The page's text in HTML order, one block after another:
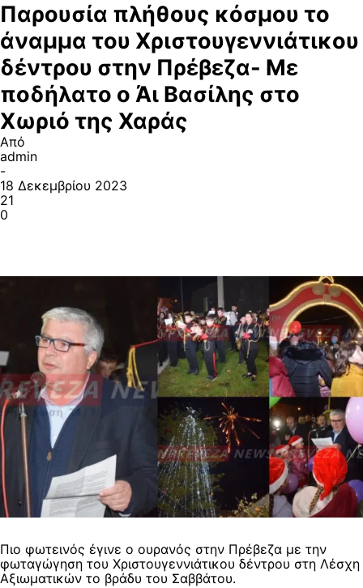
Παρουσία πλήθους κόσμου το
άναμμα του Χριστουγεννιάτικου
δέντρου στην Πρέβεζα- Με
ποδήλατο ο Άι Βασίλης στο
Χωριό της Χαράς
Από
admin
-
18 Δεκεμβρίου 2023
21
0
Πιο φωτεινός έγινε ο ουρανός στην Πρέβεζα με την
φωταγώγηση του Χριστουγεννιάτικου δέντρου στη Λέσχη
Αξιωματικών το βράδυ του Σαββάτου.